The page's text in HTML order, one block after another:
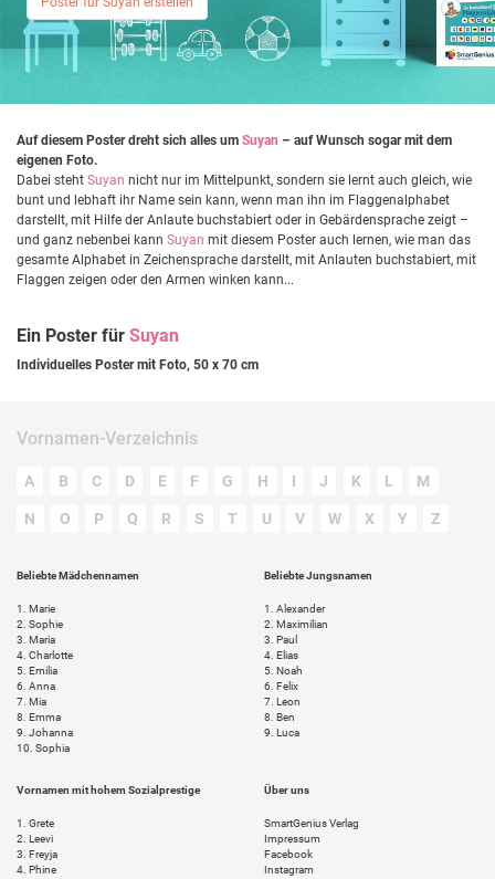
Auf diesem Poster dreht sich alles um Suyan – auf Wunsch sogar mit dem
eigenen Foto.
Dabei steht Suyan nicht nur im Mittelpunkt, sondern sie lernt auch gleich, wie
bunt und lebhaft ihr Name sein kann, wenn man ihn im Flaggenalphabet
darstellt, mit Hilfe der Anlaute buchstabiert oder in Gebärdensprache zeigt –
und ganz nebenbei kann Suyan mit diesem Poster auch lernen, wie man das
gesamte Alphabet in Zeichensprache darstellt, mit Anlauten buchstabiert, mit
Flaggen zeigen oder den Armen winken kann...
Ein Poster für Suyan
Individuelles Poster mit Foto, 50 x 70 cm
Vornamen-Verzeichnis
A B C D E F G H I J K L M
N O P Q R S T U V W X Y Z
Beliebte Mädchennamen
1. Marie
2. Sophie
3. Maria
4. Charlotte
5. Emilia
6. Anna
7. Mia
8. Emma
9. Johanna
10. Sophia
Beliebte Jungsnamen
1. Alexander
2. Maximilian
3. Paul
4. Elias
5. Noah
6. Felix
7. Leon
8. Ben
9. Luca
Vornamen mit hohem Sozialprestige
1. Grete
2. Leevi
3. Freyja
4. Phine
Über uns
SmartGenius Verlag
Impressum
Facebook
Instagram